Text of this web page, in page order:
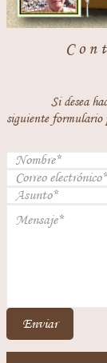
Si desea
siguiente formulario
Enviar